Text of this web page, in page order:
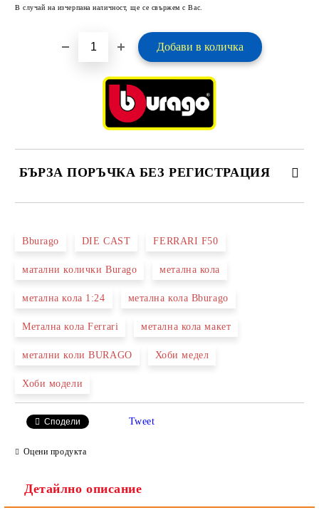
В случай на изчерпана наличност, ще се свържем с Вас.
БЪРЗА ПОРЪЧКА БЕЗ РЕГИСТРАЦИЯ
Bburago DIE CAST FERRARI F50
матални колички Burago метална кола
метална кола 1:24 метална кола Bburago
Метална кола Ferrari метална кола макет
метални коли BURAGO Хоби медел
Хоби модели
Сподели Tweet
Оцени продукта
Детайлно описание